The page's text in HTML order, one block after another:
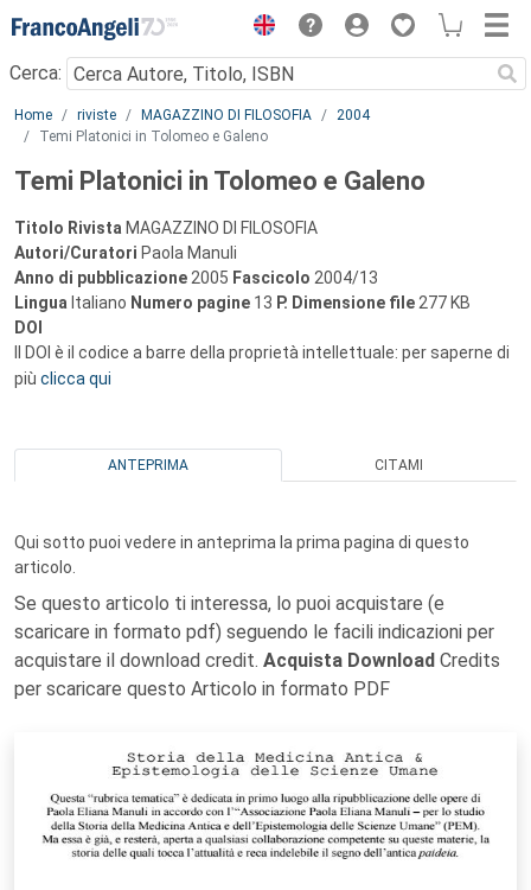
Menu
Cerca:
Main content
Home riviste MAGAZZINO DI FILOSOFIA
2004
Temi Platonici in Tolomeo e Galeno
Temi Platonici in Tolomeo e Galeno
Titolo Rivista MAGAZZINO DI FILOSOFIA
Autori/Curatori Paola Manuli
Anno di pubblicazione 2005 Fascicolo 2004/13
Lingua Italiano Numero pagine 13 P. Dimensione file 277 KB
DOI
Il DOI è il codice a barre della proprietà intellettuale: per saperne di
più clicca qui
ANTEPRIMA CITAMI
Qui sotto puoi vedere in anteprima la prima pagina di questo
articolo.
Se questo articolo ti interessa, lo puoi acquistare (e
scaricare in formato pdf) seguendo le facili indicazioni per
acquistare il download credit. Acquista Download Credits
per scaricare questo Articolo in formato PDF